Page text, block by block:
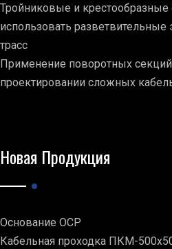
Тройниковые и крестообразные
использовать
трасс
Применение поворотных
проектировании сложных
Новая Продукция
Основание ОСР
Кабельная проходка ПКМ-